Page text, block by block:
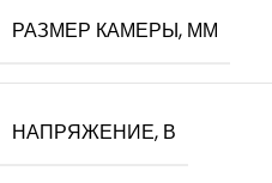
РАЗМЕР КАМЕРЫ, ММ
НАПРЯЖЕНИЕ, В